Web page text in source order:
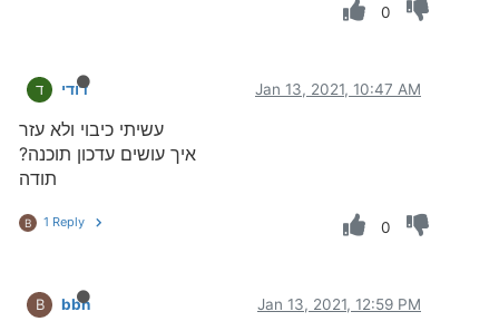
0
ד דודי Jan 13, 2021, 10:47 AM
עשיתי כיבוי ולא עזר
איך עושים עדכון תוכנה?
תודה
B 1 Reply 0
B bbn Jan 13, 2021, 12:59 PM